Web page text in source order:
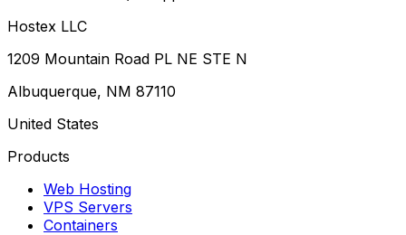
Hostex LLC
1209 Mountain Road PL NE STE N
Albuquerque, NM 87110
United States
Products
Web Hosting
VPS Servers
Containers